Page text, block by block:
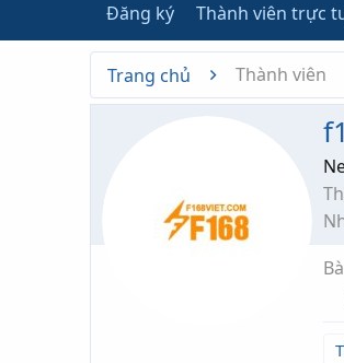
Đăng ký Thành viên trực
Trang chủ Thành viên